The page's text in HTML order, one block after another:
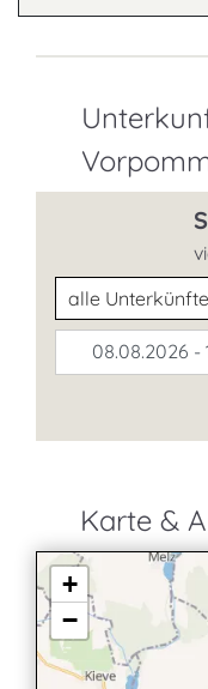
Unterkunftsart
08.08.2026 -
Karte &
+
−